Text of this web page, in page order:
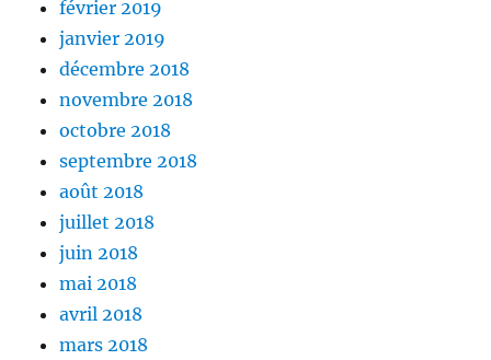
février 2019
janvier 2019
décembre 2018
novembre 2018
octobre 2018
septembre 2018
août 2018
juillet 2018
juin 2018
mai 2018
avril 2018
mars 2018